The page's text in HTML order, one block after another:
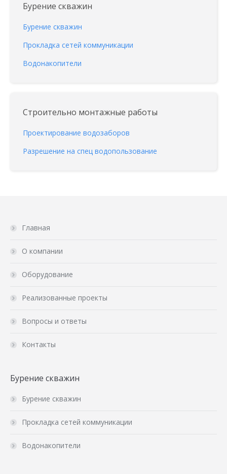
Бурение скважин
Бурение скважин
Прокладка сетей коммуникации
Водонакопители
Строительно монтажные работы
Проектирование водозаборов
Разрешение на спец водопользование
Главная
О компании
Оборудование
Реализованные проекты
Вопросы и ответы
Контакты
Бурение скважин
Бурение скважин
Прокладка сетей коммуникации
Водонакопители